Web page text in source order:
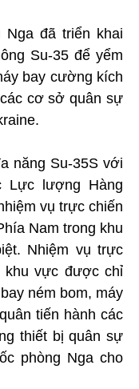
đã triển khai
Su-35 để yểm
bay cường kích
cơ sở quân sự
năng Su-35S với
Lực lượng Hàng
vụ trực chiến
Nam trong khu
Nhiệm vụ trực
khu vực được chỉ
ném bom, máy
tiến hành các
thiết bị quân sự
phòng Nga cho